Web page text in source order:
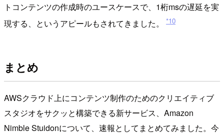
トコンテンツの作成時のユースケースで、1桁msの遅延を実
現する、というアピールもされてきました。
*10
まとめ
AWSクラウド上にコンテンツ制作のためのクリエイティブ
スタジオをサクッと構築できる新サービス、Amazon
Nimble Stuidonについて、速報としてまとめてみました。今